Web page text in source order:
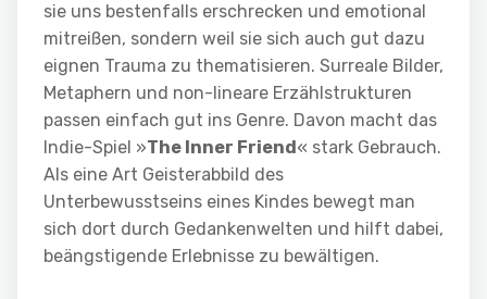
sie uns bestenfalls erschrecken und emotional
mitreißen, sondern weil sie sich auch gut dazu
eignen Trauma zu thematisieren. Surreale Bilder,
Metaphern und non-lineare Erzählstrukturen
passen einfach gut ins Genre. Davon macht das
Indie-Spiel »The Inner Friend « stark Gebrauch.
Als eine Art Geisterabbild des
Unterbewusstseins eines Kindes bewegt man
sich dort durch Gedankenwelten und hilft dabei,
beängstigende Erlebnisse zu bewältigen.